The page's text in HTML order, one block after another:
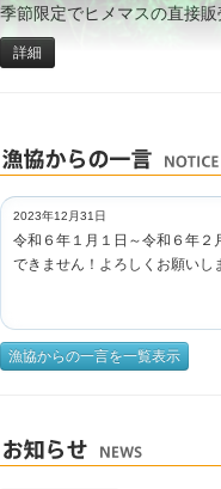
季節限定でヒメマスの直接販
詳細
2023年12月31日
令和６年１月１日～令和６年２
できません！よろしくお願いし
漁協からの一言を一覧表示